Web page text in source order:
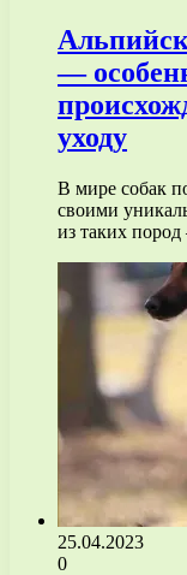
—
уходу
В мире собак
своими
из таких
25.04.2023
0